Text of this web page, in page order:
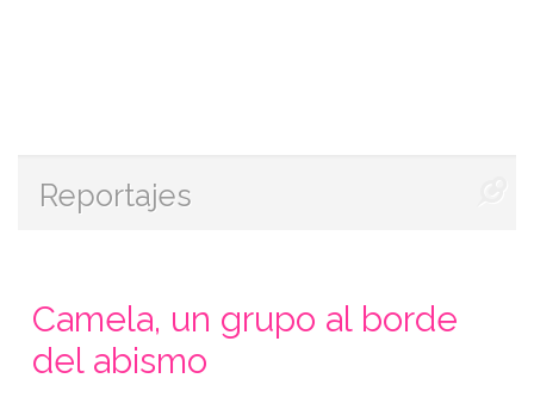
Reportajes
Camela, un grupo al borde
del abismo